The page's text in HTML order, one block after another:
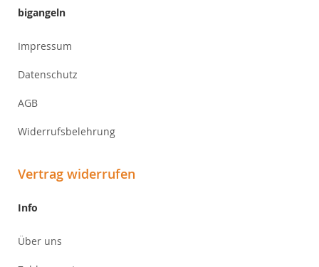
bigangeln
Impressum
Datenschutz
AGB
Widerrufsbelehrung
Vertrag widerrufen
Info
Über uns